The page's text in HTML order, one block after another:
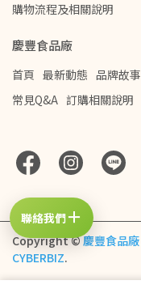
聯絡我們 ＋
購物流程及相關說明
慶豐食品廠
首頁 最新動態 品牌故事
常見Q&A 訂購相關說明
Copyright ©慶豐食品廠
CYBERBIZ.